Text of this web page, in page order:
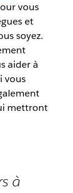
vous
et
soyez.
aider à
vous
mettront
à